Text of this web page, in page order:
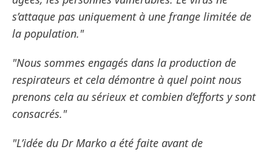
s’attaque pas uniquement à une frange limitée de
la population."
"Nous sommes engagés dans la production de
respirateurs et cela démontre à quel point nous
prenons cela au sérieux et combien d’efforts y sont
consacrés."
"L’idée du Dr Marko a été faite avant de